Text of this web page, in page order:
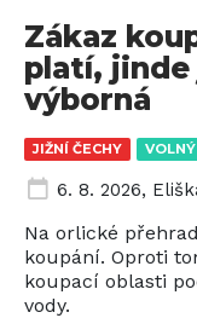
JIŽNÍ ČECHY VOLNÝ
Zákaz
platí,
výborná
6. 8. 2026,
Na orlické
koupání. Oproti
koupací oblasti
vody.